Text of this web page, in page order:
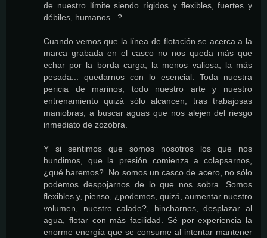
de nuestro límite siendo rígidos y flexibles, fuertes y
débiles, humanos...?
Cuando vemos que la línea de flotación se acerca a la
marca grabada en el casco no nos queda más que
echar por la borda carga, la menos valiosa, la más
pesada... quedarnos con lo esencial. Toda nuestra
pericia de marinos, todo nuestro arte y nuestro
entrenamiento quizá sólo alcancen, tras trabajosas
maniobras, a buscar aguas que nos alejen del riesgo
inmediato de zozobra.
Y si sentimos que somos nosotros los que nos
hundimos, que la presión comienza a colapsarnos,
¿qué haremos?. No somos un casco de acero, no sólo
podemos despojarnos de lo que nos sobra. Somos
flexibles y, pienso, ¿podemos, quizá, aumentar nuestro
volumen, nuestro calado?, hincharnos, desplazar al
agua, flotar con más facilidad. Sé por experiencia la
enorme energía que se consume al intentar mantener